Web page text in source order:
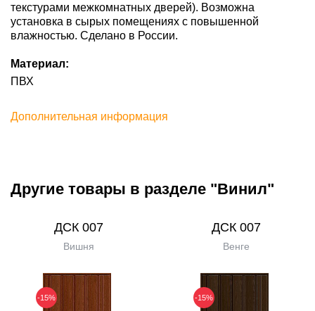
текстурами межкомнатных дверей). Возможна
установка в сырых помещениях с повышенной
влажностью. Сделано в России.
Материал:
ПВХ
Дополнительная информация
Другие товары в разделе "Винил"
ДСК 007
Вишня
-15%
ДСК 007
Венге
-15%